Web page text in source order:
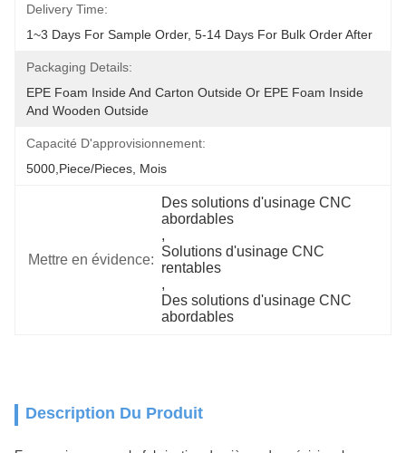
Delivery Time:
1~3 Days For Sample Order, 5-14 Days For Bulk Order After
Packaging Details:
EPE Foam Inside And Carton Outside Or EPE Foam Inside
And Wooden Outside
Capacité D'approvisionnement:
5000,Piece/Pieces, Mois
Mettre en évidence:
Des solutions d'usinage CNC
abordables
,
Solutions d'usinage CNC
rentables
,
Des solutions d'usinage CNC
abordables
Description Du Produit